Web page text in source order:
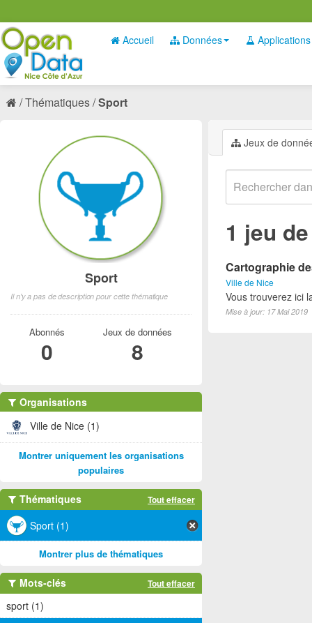
Accueil Données Applications
Thématiques Sport
Jeux de
1 jeu
Cartographie
Ville de Nice
Vous trouverez ici
Mise à jour: 17 Mai 2019
Sport
Il n'y a pas de description pour cette thématique
Abonnés
0
Jeux de données
8
Organisations
Ville de Nice (1)
Montrer uniquement les organisations
populaires
Thématiques Tout effacer
Sport (1)
Montrer plus de thématiques
Mots-clés Tout effacer
sport (1)